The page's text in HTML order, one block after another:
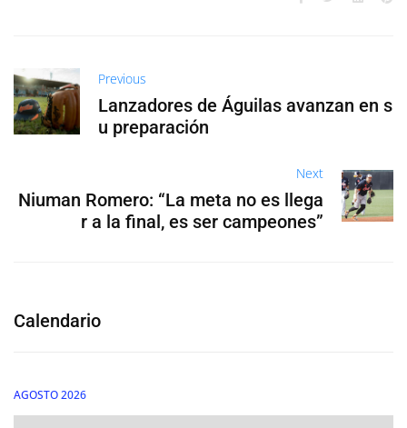
Previous
Lanzadores de Águilas avanzan en s
u preparación
Next
Niuman Romero: “La meta no es llega
r a la final, es ser campeones”
Calendario
AGOSTO 2026